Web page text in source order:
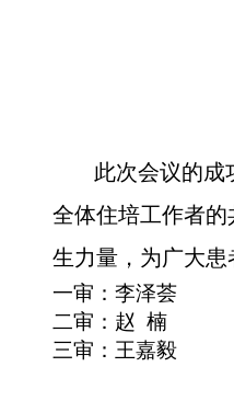
此次会议的成
全体住培工作者
生力量，为广大患
一审：李泽荟
二审：赵 楠
三审：王嘉毅